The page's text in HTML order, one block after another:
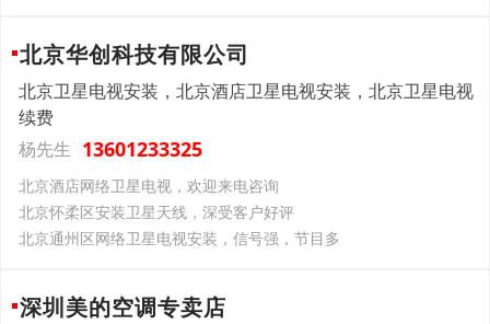
北京华创科技有限公司
北京卫星电视安装，北京酒店卫星电视安装，北京卫星电视
续费
杨先生 13601233325
北京酒店网络卫星电视，欢迎来电咨询
北京怀柔区安装卫星天线，深受客户好评
北京通州区网络卫星电视安装，信号强，节目多
深圳美的空调专卖店